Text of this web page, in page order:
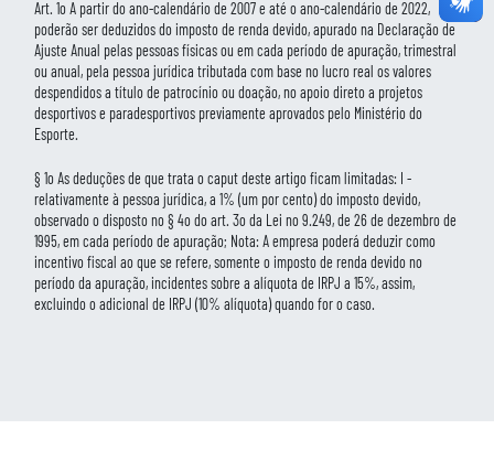
Art. 1o A partir do ano-calendário de 2007 e até o ano-calendário de 2022,
poderão ser deduzidos do imposto de renda devido, apurado na Declaração de
Ajuste Anual pelas pessoas físicas ou em cada período de apuração, trimestral
ou anual, pela pessoa jurídica tributada com base no lucro real os valores
despendidos a título de patrocínio ou doação, no apoio direto a projetos
desportivos e paradesportivos previamente aprovados pelo Ministério do
Esporte.
§ 1o As deduções de que trata o caput deste artigo ficam limitadas: I -
relativamente à pessoa jurídica, a 1% (um por cento) do imposto devido,
observado o disposto no § 4o do art. 3o da Lei no 9.249, de 26 de dezembro de
1995, em cada período de apuração; Nota: A empresa poderá deduzir como
incentivo fiscal ao que se refere, somente o imposto de renda devido no
período da apuração, incidentes sobre a alíquota de IRPJ a 15%, assim,
excluindo o adicional de IRPJ (10% alíquota) quando for o caso.